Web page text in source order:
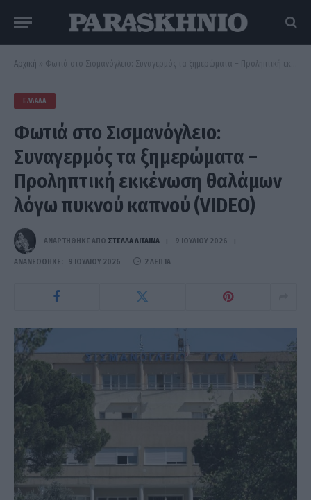
Αρχική » Φωτιά στο Σισμανόγλειο: Συναγερμός τα ξημερώματα – Προληπτική εκκένωση θαλάμων λόγω πυκνού καπνού (VIDEO)
ΕΛΛΆΔΑ
Φωτιά στο Σισμανόγλειο:
Συναγερμός τα ξημερώματα –
Προληπτική εκκένωση θαλάμων
λόγω πυκνού καπνού (VIDEO)
ΑΝΑΡΤΗΘΗΚΕ ΑΠΟ ΣΤΈΛΛΑ ΛΊΤΑΙΝΑ 9 ΙΟΥΛΊΟΥ 2026
ΑΝΑΝΕΏΘΗΚΕ: 9 ΙΟΥΛΊΟΥ 2026 2 ΛΕΠΤΆ